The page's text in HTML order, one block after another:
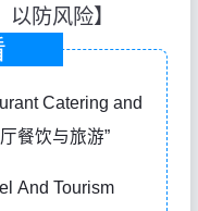
防风险】
Catering and
餐饮与旅游”
And Tourism